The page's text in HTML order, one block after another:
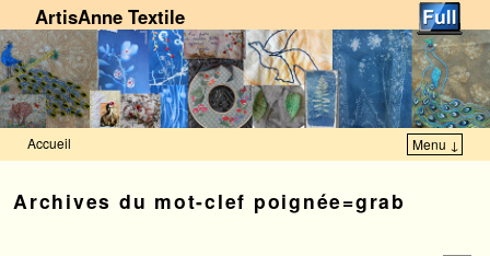
ArtisAnne Textile
Accueil Menu ↓
Archives du mot-clef poignée=grab